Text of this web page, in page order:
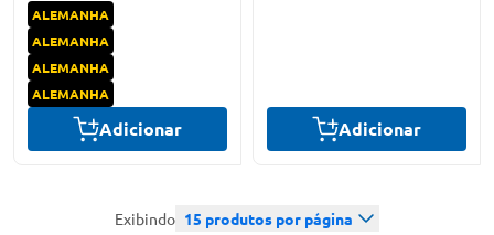
ALEMANHA
ALEMANHA
ALEMANHA
ALEMANHA
Adicionar Adicionar
Exibindo 15 produtos por página